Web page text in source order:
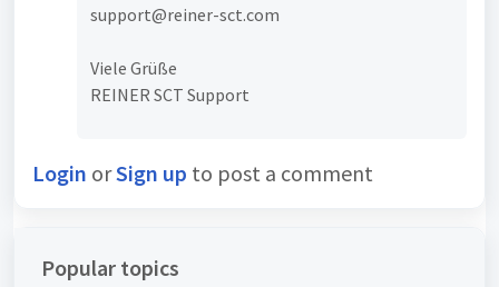
support@reiner-sct.com
Viele Grüße
REINER SCT Support
Login orSign up to post a comment
Popular topics